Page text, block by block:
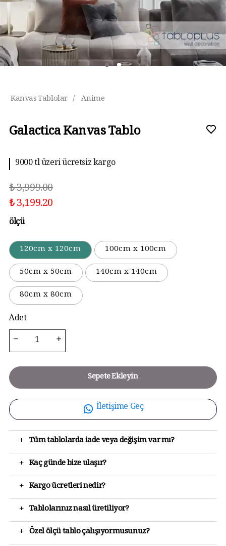
Kanvas Tablolar / Anime
Galactica Kanvas Tablo
9000 tl üzeri ücretsiz kargo
₺ 3,999.00
₺ 3,199.20
ölçü
120cm x 120cm
100cm x 100cm
50cm x 50cm
140cm x 140cm
80cm x 80cm
Adet
Sepete Ekleyin
İletişime Geç
+ Tüm tablolarda iade veya değişim var mı?
+ Kaç günde bize ulaşır?
+ Kargo ücretleri nedir?
+ Tablolarınız nasıl üretiliyor?
+ Özel ölçü tablo çalışıyormusunuz?